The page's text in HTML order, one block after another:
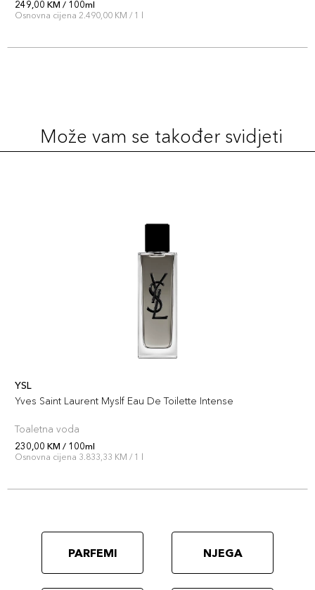
249,00 KM / 100ml
Osnovna cijena 2.490,00 KM / 1 l
Može vam se također svidjeti
YSL
Yves Saint Laurent Myslf Eau De Toilette Intense
Toaletna voda
230,00 KM / 100ml
Osnovna cijena 3.833,33 KM / 1 l
PARFEMI NJEGA